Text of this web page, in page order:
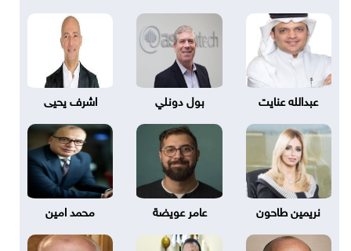
عبدالله عنايت بول دونلي اشرف يحيى
نريمين طاحون عامر عويضة محمد امين